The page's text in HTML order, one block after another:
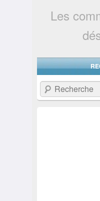
Les
Recherche